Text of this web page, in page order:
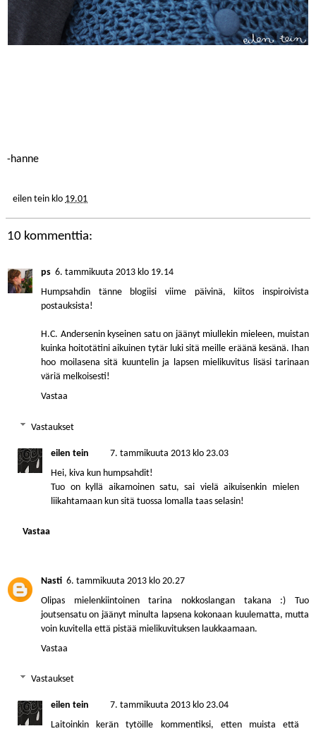
-hanne
eilen tein klo 19.01
10 kommenttia:
ps 6. tammikuuta 2013 klo 19.14
Humpsahdin tänne blogiisi viime päivinä, kiitos inspiroivista
postauksista!
H.C. Andersenin kyseinen satu on jäänyt miullekin mieleen, muistan
kuinka hoitotätini aikuinen tytär luki sitä meille eräänä kesänä. Ihan
hoo moilasena sitä kuuntelin ja lapsen mielikuvitus lisäsi tarinaan
väriä melkoisesti!
Vastaa
Vastaukset
eilen tein
7. tammikuuta 2013 klo 23.03
Hei, kiva kun humpsahdit!
Tuo on kyllä aikamoinen satu, sai vielä aikuisenkin mielen
liikahtamaan kun sitä tuossa lomalla taas selasin!
Vastaa
Nasti 6. tammikuuta 2013 klo 20.27
Olipas mielenkiintoinen tarina nokkoslangan takana :) Tuo
joutsensatu on jäänyt minulta lapsena kokonaan kuulematta, mutta
voin kuvitella että pistää mielikuvituksen laukkaamaan.
Vastaa
Vastaukset
eilen tein
7. tammikuuta 2013 klo 23.04
Laitoinkin kerän tytöille kommentiksi, etten muista että